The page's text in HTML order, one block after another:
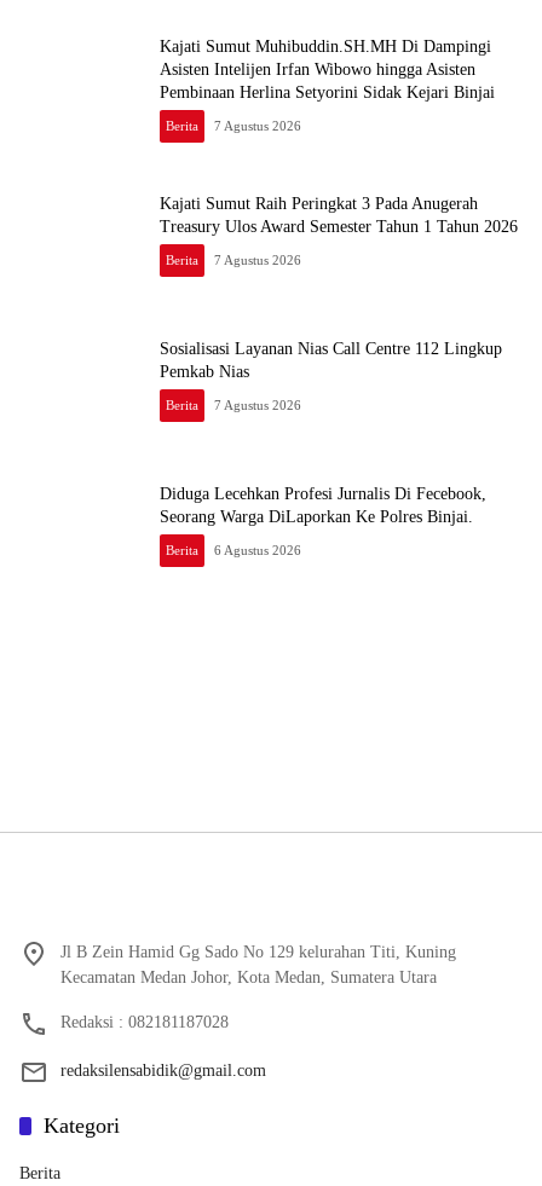
Kajati Sumut Muhibuddin.SH.MH Di Dampingi
Asisten Intelijen Irfan Wibowo hingga Asisten
Pembinaan Herlina Setyorini Sidak Kejari Binjai
Berita 7 Agustus 2026
Kajati Sumut Raih Peringkat 3 Pada Anugerah
Treasury Ulos Award Semester Tahun 1 Tahun 2026
Berita 7 Agustus 2026
Sosialisasi Layanan Nias Call Centre 112 Lingkup
Pemkab Nias
Berita 7 Agustus 2026
Diduga Lecehkan Profesi Jurnalis Di Fecebook,
Seorang Warga DiLaporkan Ke Polres Binjai.
Berita 6 Agustus 2026
Jl B Zein Hamid Gg Sado No 129 kelurahan Titi, Kuning
Kecamatan Medan Johor, Kota Medan, Sumatera Utara
Redaksi : 082181187028
redaksilensabidik@gmail.com
Kategori
Berita